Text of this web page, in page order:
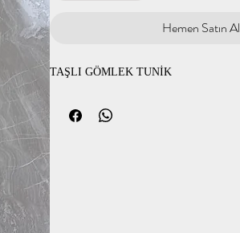
Hemen Satın Al
TAŞLI GÖMLEK TUNİK